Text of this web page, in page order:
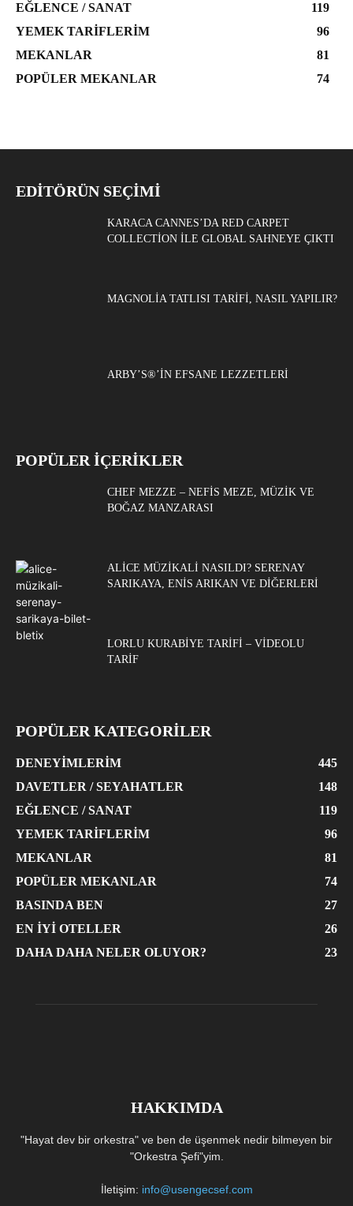
EĞLENCE / SANAT
119
YEMEK TARIFLERIM
96
MEKANLAR
81
POPÜLER MEKANLAR
74
EDITÖRÜN SEÇIMI
KARACA CANNES’DA RED CARPET
COLLECTION ILE GLOBAL SAHNEYE ÇIKTI
MAGNOLIA TATLISI TARIFI, NASIL YAPILIR?
ARBY’S®’IN EFSANE LEZZETLERI
POPÜLER İÇERİKLER
CHEF MEZZE – NEFIS MEZE, MÜZIK VE
BOĞAZ MANZARASI
ALICE MÜZIKALI NASILDI? SERENAY
SARIKAYA, ENIS ARIKAN VE DIĞERLERI
LORLU KURABIYE TARIFI – VIDEOLU
TARIF
POPÜLER KATEGORİLER
DENEYIMLERIM
445
DAVETLER / SEYAHATLER
148
EĞLENCE / SANAT
119
YEMEK TARIFLERIM
96
MEKANLAR
81
POPÜLER MEKANLAR
74
BASINDA BEN
27
EN İYI OTELLER
26
DAHA DAHA NELER OLUYOR?
23
HAKKIMDA
"Hayat dev bir orkestra" ve ben de üşenmek nedir bilmeyen bir
"Orkestra Şefi"yim.
İletişim: info@usengecsef.com